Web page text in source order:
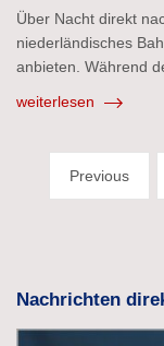
Über Nacht direkt
niederländisches
anbieten. Während
weiterlesen
der
Previous
Nachrichten